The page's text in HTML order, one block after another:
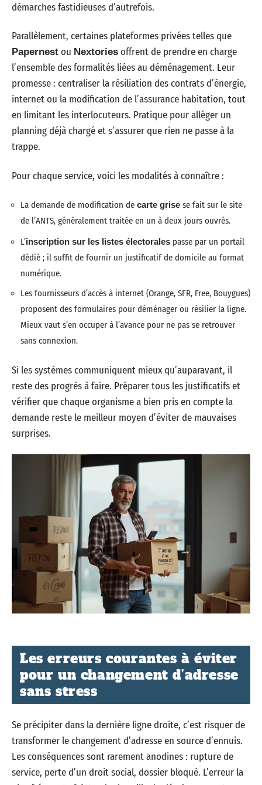
démarches fastidieuses d’autrefois.
Parallèlement, certaines plateformes privées telles que
Papernest ou Nextories offrent de prendre en charge
l’ensemble des formalités liées au déménagement. Leur
promesse : centraliser la résiliation des contrats d’énergie,
internet ou la modification de l’assurance habitation, tout
en limitant les interlocuteurs. Pratique pour alléger un
planning déjà chargé et s’assurer que rien ne passe à la
trappe.
Pour chaque service, voici les modalités à connaître :
La demande de modification de carte grise se fait sur le site
de l’ANTS, généralement traitée en un à deux jours ouvrés.
L’inscription sur les listes électorales passe par un portail
dédié ; il suffit de fournir un justificatif de domicile au format
numérique.
Les fournisseurs d’accès à internet (Orange, SFR, Free, Bouygues)
proposent des formulaires pour déménager ou résilier la ligne.
Mieux vaut s’en occuper à l’avance pour ne pas se retrouver
sans connexion.
Si les systèmes communiquent mieux qu’auparavant, il
reste des progrès à faire. Préparer tous les justificatifs et
vérifier que chaque organisme a bien pris en compte la
demande reste le meilleur moyen d’éviter de mauvaises
surprises.
Les erreurs courantes à éviter
pour un changement d’adresse
sans stress
Se précipiter dans la dernière ligne droite, c’est risquer de
transformer le changement d’adresse en source d’ennuis.
Les conséquences sont rarement anodines : rupture de
service, perte d’un droit social, dossier bloqué. L’erreur la